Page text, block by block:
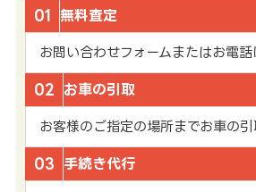
01 無料査定
お問い合わせフォームまたはお電話
02 お車の引取
お客様のご指定の場所までお車の引
03 手続き代行